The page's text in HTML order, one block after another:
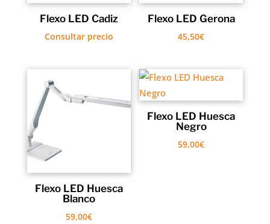
Flexo LED Cadiz
Consultar precio
Flexo LED Gerona
45,50€
Flexo LED Huesca
Blanco
59,00€
Flexo LED Huesca
Negro
59,00€